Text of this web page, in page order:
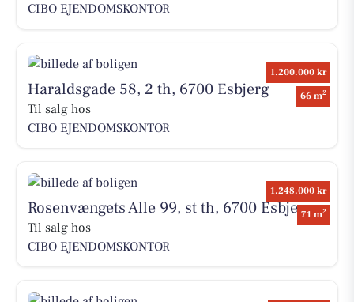
CIBO EJENDOMSKONTOR
1.200.000 kr
66 m2
Haraldsgade 58, 2 th, 6700 Esbjerg
Til salg hos
CIBO EJENDOMSKONTOR
1.248.000 kr
71 m2
Rosenvængets Alle 99, st th, 6700 Esbjerg
Til salg hos
CIBO EJENDOMSKONTOR